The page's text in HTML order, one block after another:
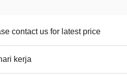
contact us for latest price
kerja